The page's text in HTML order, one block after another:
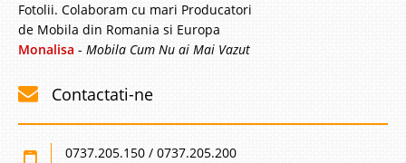
Fotolii. Colaboram cu mari Producatori
de Mobila din Romania si Europa
Monalisa - Mobila Cum Nu ai Mai Vazut
Contactati-ne
0737.205.150 / 0737.205.200